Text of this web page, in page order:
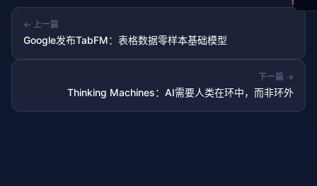
← 上一篇
Google发布TabFM：表格数据零样本基础模型
下一篇 →
Thinking Machines：AI需要人类在环中，而非环外